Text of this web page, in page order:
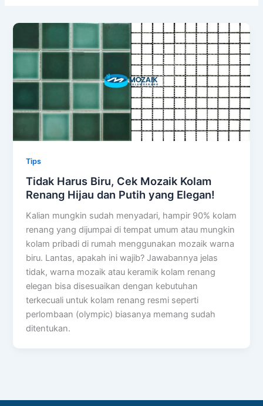
Tips
Tidak Harus Biru, Cek Mozaik Kolam
Renang Hijau dan Putih yang Elegan!
Kalian mungkin sudah menyadari, hampir 90% kolam
renang yang dijumpai di tempat umum atau mungkin
kolam pribadi di rumah menggunakan mozaik warna
biru. Lantas, apakah ini wajib? Jawabannya jelas
tidak, warna mozaik atau keramik kolam renang
elegan bisa disesuaikan dengan kebutuhan
terkecuali untuk kolam renang resmi seperti
perlombaan (olympic) biasanya memang sudah
ditentukan.